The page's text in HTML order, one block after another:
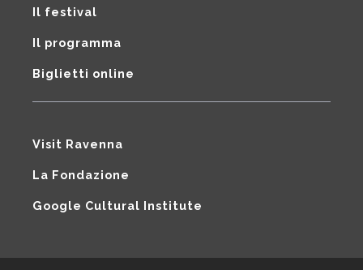
Il festival
Il programma
Biglietti online
Visit Ravenna
La Fondazione
Google Cultural Institute